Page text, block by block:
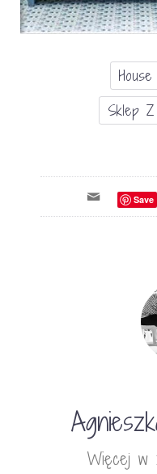
Sklep Z
Save
Więcej w